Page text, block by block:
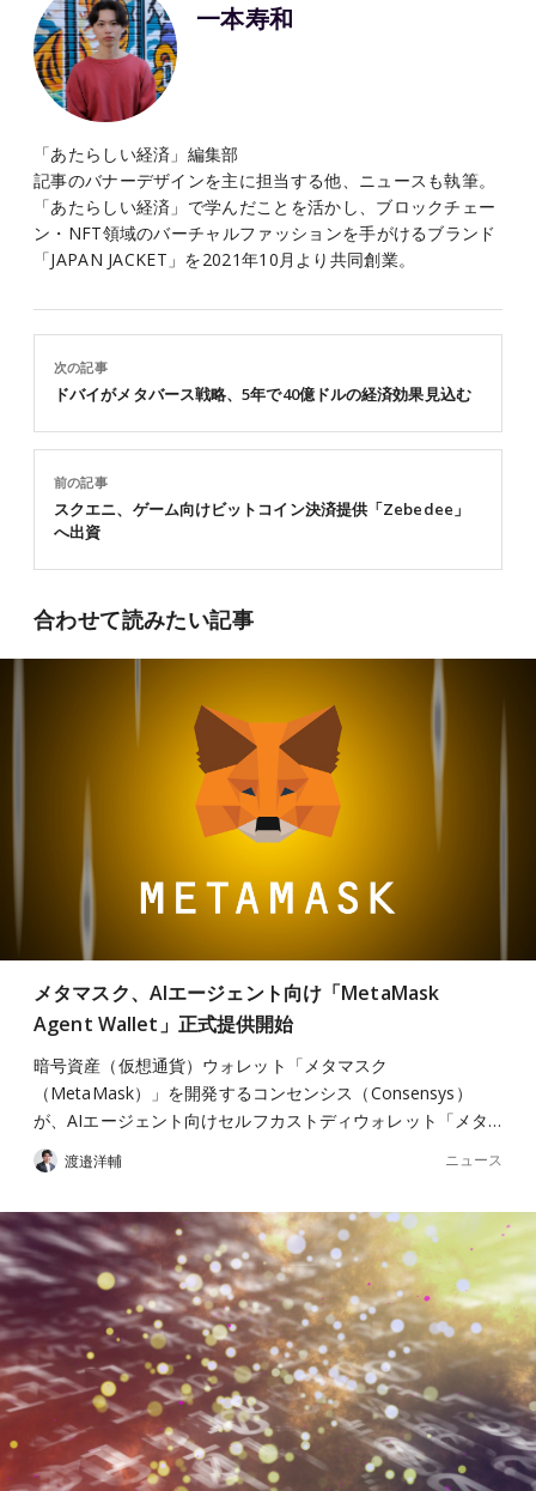
一本寿和
「あたらしい経済」編集部
記事のバナーデザインを主に担当する他、ニュースも執筆。
「あたらしい経済」で学んだことを活かし、ブロックチェー
ン・NFT領域のバーチャルファッションを手がけるブランド
「JAPAN JACKET」を2021年10月より共同創業。
前の記事
スクエニ、ゲーム向けビットコイン決済提供「Zebedee」
へ出資
次の記事
ドバイがメタバース戦略、5年で40億ドルの経済効果見込む
合わせて読みたい記事
メタマスク、AIエージェント向け「MetaMask
Agent Wallet」正式提供開始
暗号資産（仮想通貨）ウォレット「メタマスク
（MetaMask）」を開発するコンセンシス（Consensys）
が、AIエージェント向けセルフカストディウォレット「メタ…
渡邉洋輔 ニュース